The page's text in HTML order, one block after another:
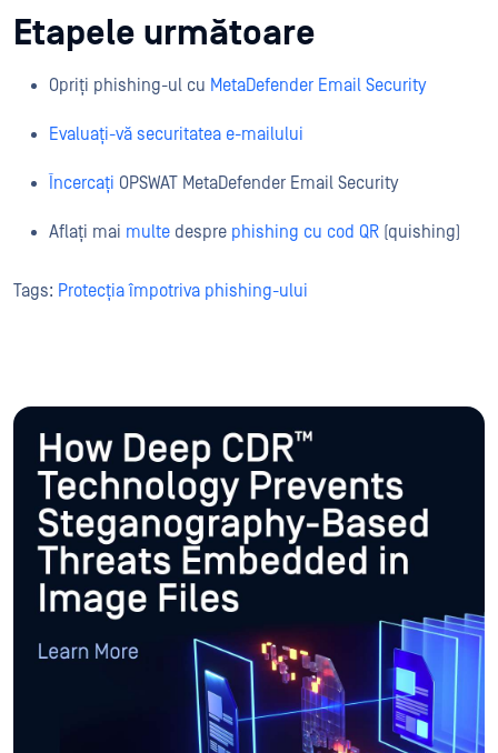
Etapele următoare
Opriți phishing-ul cu MetaDefender Email Security
Evaluați-vă securitatea e-mailului
Încercați OPSWAT MetaDefender Email Security
Aflați mai multe despre phishing cu cod QR (quishing)
Tags: Protecția împotriva phishing-ului